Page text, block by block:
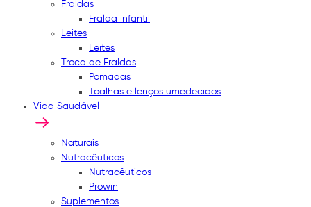
Fraldas
Fralda infantil
Leites
Leites
Troca de Fraldas
Pomadas
Toalhas e lenços umedecidos
Vida Saudável
Naturais
Nutracêuticos
Nutracêuticos
Prowin
Suplementos